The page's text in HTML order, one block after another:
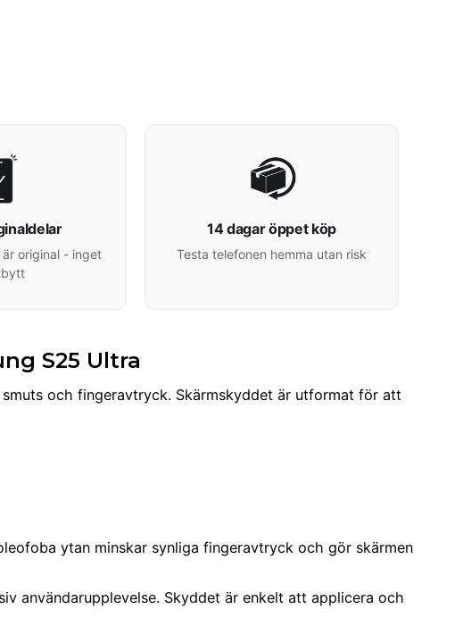
original - inget
14 dagar öppet köp
Testa telefonen hemma utan risk
S25 Ultra
och fingeravtryck. Skärmskyddet är utformat för att
ytan minskar synliga fingeravtryck och gör skärmen
användarupplevelse. Skyddet är enkelt att applicera och